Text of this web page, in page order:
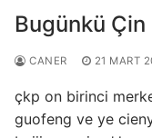
Bugünkü
CANER 21 MART
çkp on birinci
guofeng ve ye